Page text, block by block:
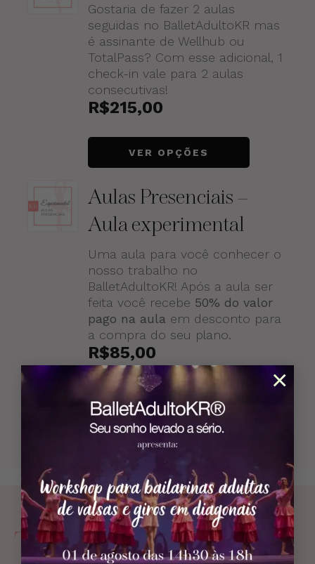
×
R$215,00
Gostaria de fazer 2 aulas
seguidas no BalletAdultoKR mas
é assinante de Wellhub ou
TotalPass? Com esse adicional, 1
check-in vale para 2 aulas
consecutivas!
VER OPÇÕES
Aulas Presenciais –
Aula experimental
R$85,00
Uma aula para você conhecer o
nosso trabalho no
BalletAdultoKR! Após a aula ser
feita você recebe 50% do valor
pago na aula em desconto para
a compra do seu plano.
VER OPÇÕES
Tem alguma dúvida?